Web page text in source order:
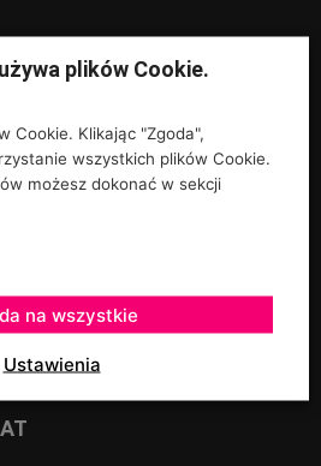
plików Cookie.
Cookie. Klikając "Zgoda",
wszystkich plików Cookie.
możesz dokonać w sekcji
Ustawienia
na wszystkie